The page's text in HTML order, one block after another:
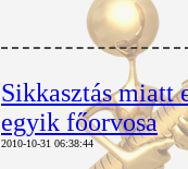
Sikkasztás miatt
egyik főorvosa
2010-10-31 06:38:44